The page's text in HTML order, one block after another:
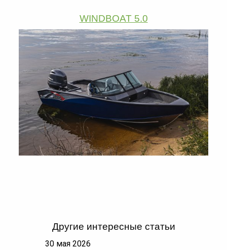
WINDBOAT 5.0
Другие интересные статьи
30 мая 2026